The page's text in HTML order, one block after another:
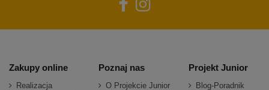
Zakupy online
Realizacja
Poznaj nas
O Projekcie Junior
Projekt Junior
Blog-Poradnik